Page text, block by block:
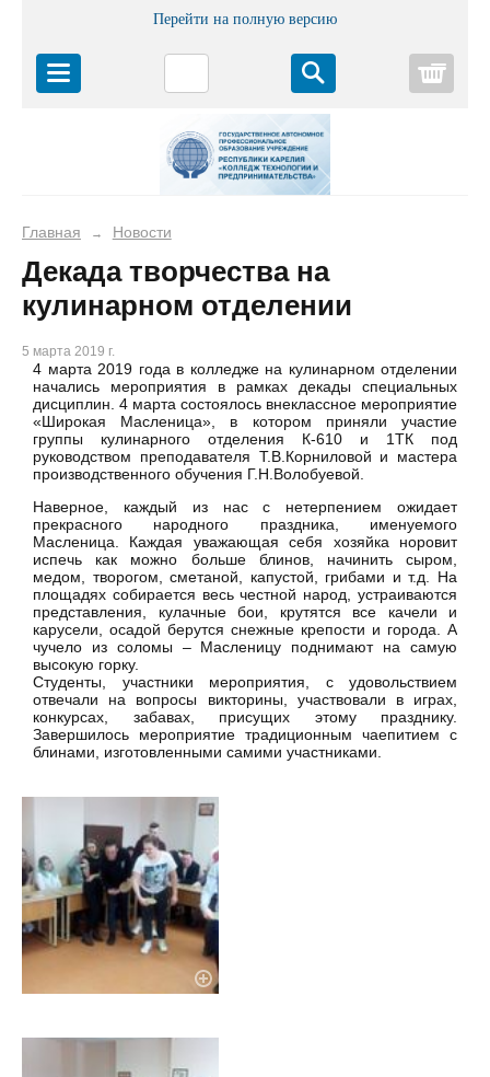
Перейти на полную версию
Главная → Новости
Декада творчества на
кулинарном отделении
5 марта 2019 г.
4 марта 2019 года в колледже на кулинарном отделении
начались мероприятия в рамках декады специальных
дисциплин. 4 марта состоялось внеклассное мероприятие
«Широкая Масленица», в котором приняли участие
группы кулинарного отделения К-610 и 1ТК под
руководством преподавателя Т.В.Корниловой и мастера
производственного обучения Г.Н.Волобуевой.
Наверное, каждый из нас с нетерпением ожидает
прекрасного народного праздника, именуемого
Масленица. Каждая уважающая себя хозяйка норовит
испечь как можно больше блинов, начинить сыром,
медом, творогом, сметаной, капустой, грибами и т.д. На
площадях собирается весь честной народ, устраиваются
представления, кулачные бои, крутятся все качели и
карусели, осадой берутся снежные крепости и города. А
чучело из соломы – Масленицу поднимают на самую
высокую горку.
Студенты, участники мероприятия, с удовольствием
отвечали на вопросы викторины, участвовали в играх,
конкурсах, забавах, присущих этому празднику.
Завершилось мероприятие традиционным чаепитием с
блинами, изготовленными самими участниками.